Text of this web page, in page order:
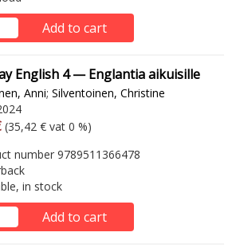
Add to cart
English 4 — Englantia aikuisille
Anni; Silventoinen, Christine
hinta
Excl. vat
(35,42 € vat 0 %)
number 9789511366478
in stock
Add to cart